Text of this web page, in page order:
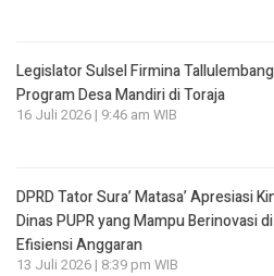
Legislator Sulsel Firmina
Program Desa Mandiri di Toraja
16 Juli 2026 | 9:46 am WIB
DPRD Tator Sura’ Matasa’ Apresiasi
Dinas PUPR yang Mampu Berinovasi
Efisiensi Anggaran
13 Juli 2026 | 8:39 pm WIB